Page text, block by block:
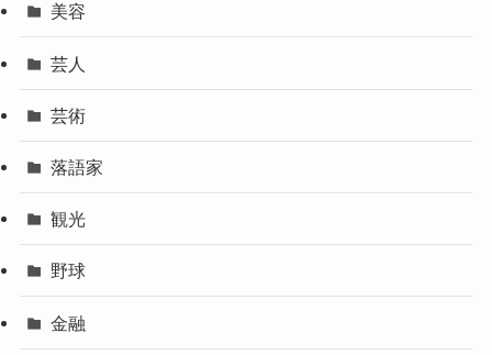
美容
芸人
芸術
落語家
観光
野球
金融